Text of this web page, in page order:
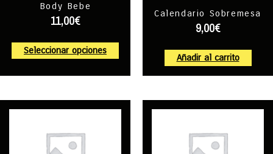
Body Bebe
11,00€
Seleccionar opciones
Calendario Sobremesa
9,00€
Añadir al carrito